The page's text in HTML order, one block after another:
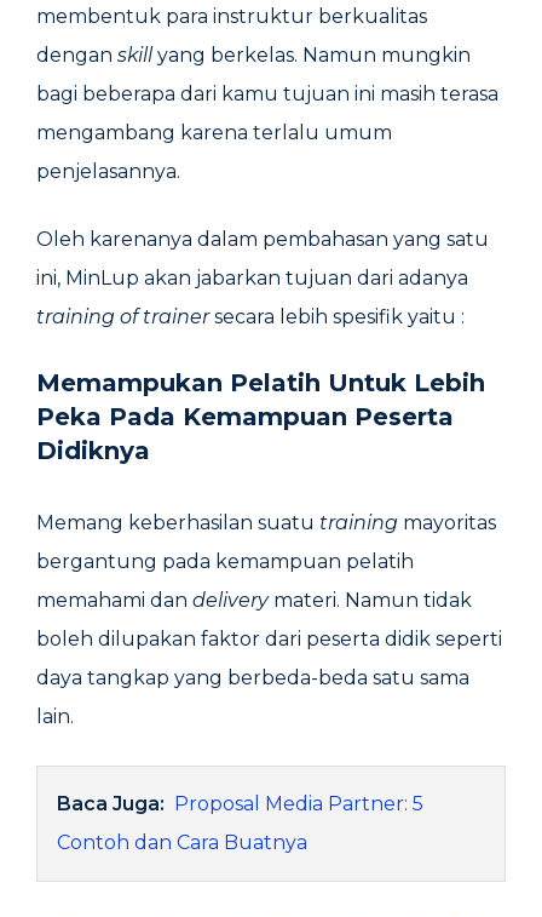
membentuk para instruktur berkualitas
dengan skillyang berkelas. Namun mungkin
bagi beberapa dari kamu tujuan ini masih terasa
mengambang karena terlalu umum
penjelasannya.
Oleh karenanya dalam pembahasan yang satu
ini, MinLup akan jabarkan tujuan dari adanya
training of trainer secara lebih spesifik yaitu :
Memampukan Pelatih Untuk Lebih
Peka Pada Kemampuan Peserta
Didiknya
Memang keberhasilan suatu training mayoritas
bergantung pada kemampuan pelatih
memahami dan delivery materi. Namun tidak
boleh dilupakan faktor dari peserta didik seperti
daya tangkap yang berbeda-beda satu sama
lain.
Baca Juga: Proposal Media Partner: 5
Contoh dan Cara Buatnya